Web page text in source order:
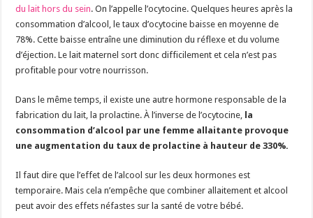
du lait hors du sein. On l’appelle l’ocytocine. Quelques heures après la
consommation d’alcool, le taux d’ocytocine baisse en moyenne de
78%. Cette baisse entraîne une diminution du réflexe et du volume
d’éjection. Le lait maternel sort donc difficilement et cela n’est pas
profitable pour votre nourrisson.
Dans le même temps, il existe une autre hormone responsable de la
fabrication du lait, la prolactine. À l’inverse de l’ocytocine, la
consommation d’alcool par une femme allaitante provoque
une augmentation du taux de prolactine à hauteur de 330%.
Il faut dire que l’effet de l’alcool sur les deux hormones est
temporaire. Mais cela n’empêche que combiner allaitement et alcool
peut avoir des effets néfastes sur la santé de votre bébé.